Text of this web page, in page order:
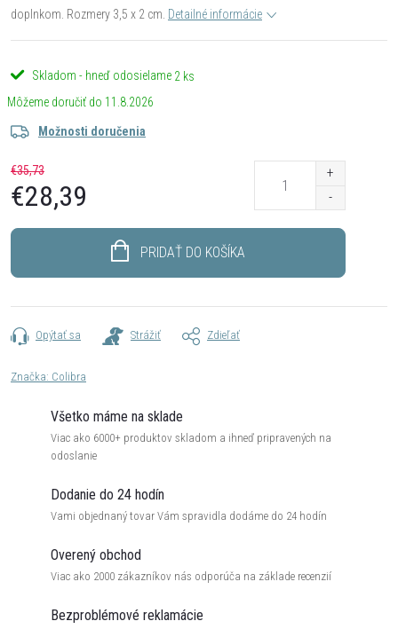
doplnkom. Rozmery 3,5 x 2 cm. Detailné informácie
Skladom - hneď odosielame 2 ks
11.8.2026
Možnosti doručenia
€35,73
€28,39
PRIDAŤ DO KOŠÍKA
Opýtať sa Strážiť Zdieľať
Značka: Colibra
Všetko máme na sklade
Viac ako 6000+ produktov skladom a ihneď pripravených na
odoslanie
Dodanie do 24 hodín
Vami objednaný tovar Vám spravidla dodáme do 24 hodín
Overený obchod
Viac ako 2000 zákazníkov nás odporúča na základe recenzií
Bezproblémové reklamácie